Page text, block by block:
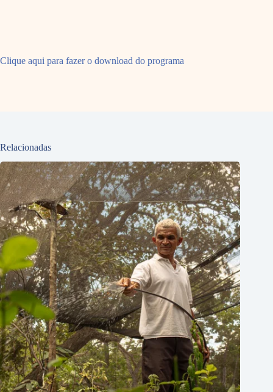
Clique aqui para fazer o download do programa
Relacionadas